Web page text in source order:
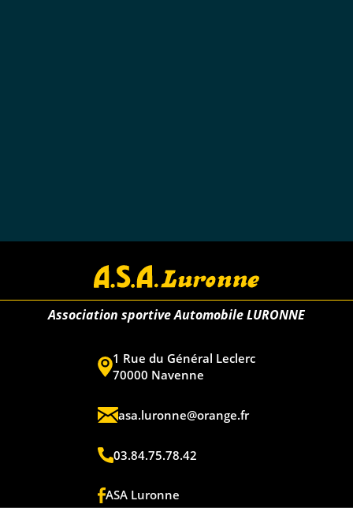
Association sportive Automobile LURONNE
1 Rue du Général Leclerc
70000 Navenne
asa.luronne@orange.fr
03.84.75.78.42
ASA Luronne